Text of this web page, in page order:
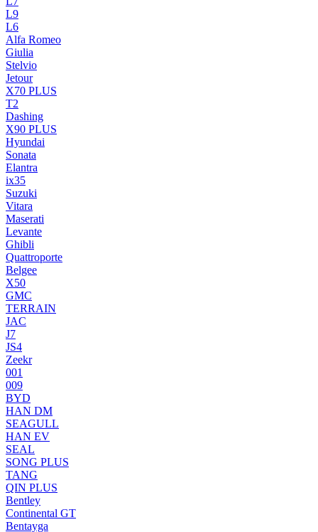
L9
L6
Alfa Romeo
Giulia
Stelvio
Jetour
X70 PLUS
T2
Dashing
X90 PLUS
Hyundai
Sonata
Elantra
ix35
Suzuki
Vitara
Maserati
Levante
Ghibli
Quattroporte
Belgee
X50
GMC
TERRAIN
JAC
J7
JS4
Zeekr
001
009
BYD
HAN DM
SEAGULL
HAN EV
SEAL
SONG PLUS
TANG
QIN PLUS
Bentley
Continental GT
Bentayga